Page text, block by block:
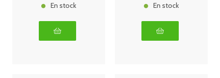
En stock En stock